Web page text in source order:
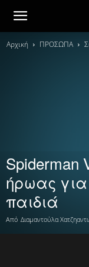
Αρχική ΠΡΟΣΩΠΑ
Spiderman
ήρωας
παιδιά
Από Διαμαντούλα